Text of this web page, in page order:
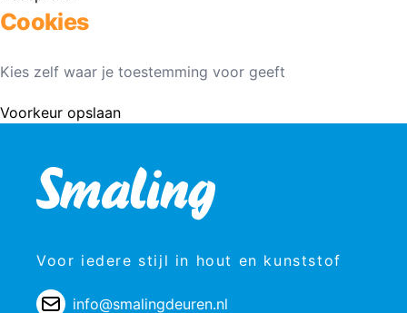
Cookies
Kies zelf waar je toestemming voor geeft
Voorkeur opslaan
Voor iedere stijl in hout en kunststof
info@smalingdeuren.nl